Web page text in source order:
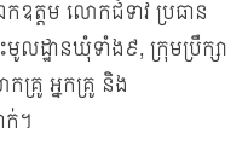
ឧត្តម លោកជំទាវ ប្រធាន
មូលដ្ឋានឃុំទាំង៩, ក្រុមប្រឹក្សា
គ្រូ អ្នកគ្រូ និង
។